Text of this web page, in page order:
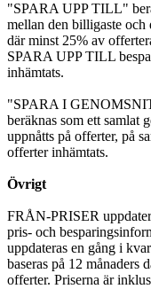
"SPARA UPP TILL"
mellan den billigaste och
där minst 25% av
SPARA UPP TILL
inhämtats.
"SPARA I
beräknas som ett samlat
uppnåtts på offerter, på
offerter inhämtats.
Övrigt
FRÅN-PRISER
pris- och
uppdateras en gång i
baseras på 12 månaders
offerter. Priserna är